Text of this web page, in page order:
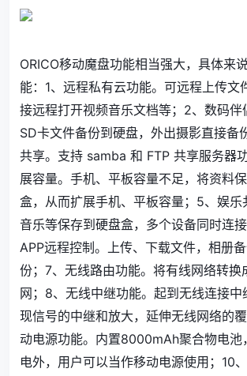
ORICO移动魔盘功能相当强大，具体来
能：1、远程私有云功能。可远程上传文
接远程打开视频音乐文档等；2、数码伴
SD卡文件备份到硬盘，外出摄影直接备
共享。支持 samba 和 FTP 共享服务器
展容量。手机、平板容量不足，将资料
盒，从而扩展手机、平板容量；5、娱乐
音乐等保存到硬盘盒，多个设备同时连
APP远程控制。上传、下载文件，相册
份；7、无线路由功能。将有线网络转换
网；8、无线中继功能。起到无线连接中
现信号的中继和放大，延伸无线网络的
动电源功能。内置8000mAh聚合物电池
电外，用户可以当作移动电源使用；10